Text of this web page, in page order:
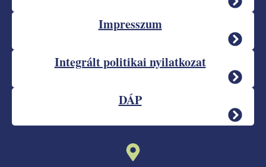
Impresszum
Integrált politikai nyilatkozat
DÁP